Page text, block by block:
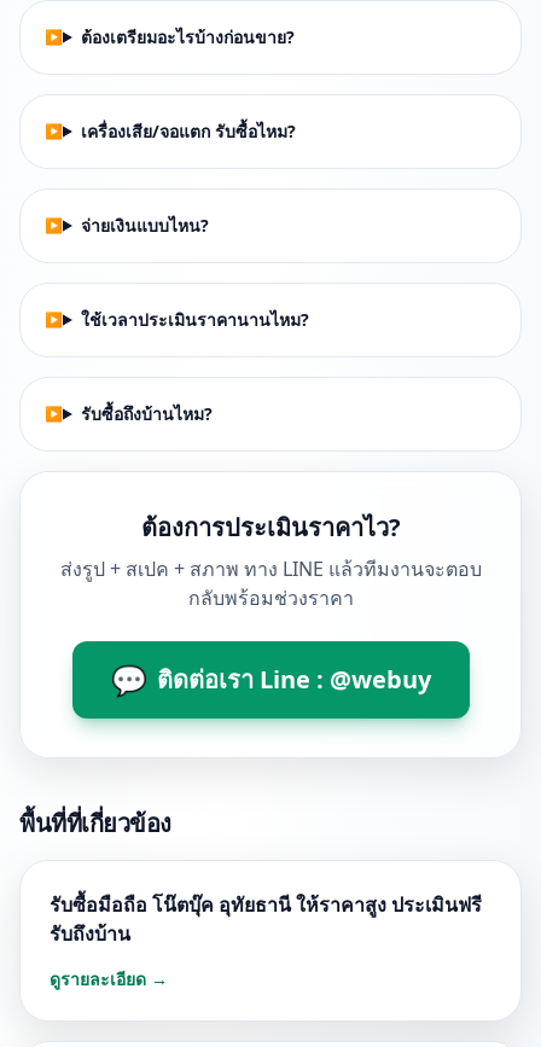
ต้องเตรียมอะไรบ้างก่อนขาย?
เครื่องเสีย/จอแตก รับซื้อไหม?
จ่ายเงินแบบไหน?
ใช้เวลาประเมินราคานานไหม?
รับซื้อถึงบ้านไหม?
ต้องการประเมินราคาไว?
ส่งรูป + สเปค + สภาพ ทาง LINE แล้วทีมงานจะตอบ
กลับพร้อมช่วงราคา
💬 ติดต่อเรา Line : @webuy
พื้นที่ที่เกี่ยวข้อง
รับซื้อมือถือ โน๊ตบุ๊ค อุทัยธานี ให้ราคาสูง ประเมินฟรี
รับถึงบ้าน
ดูรายละเอียด →